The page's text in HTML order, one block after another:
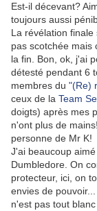
Est-il décevant?
toujours aussi
La révélation
pas scotchée mais
la fin. Bon, ok, j'ai
détesté pendant 6
membres du "(Re)
ceux de la Team
doigts) après mes
n'ont plus de
personne de Mr K!
J'ai beaucoup
Dumbledore. On
protecteur, ici, on
envies de
n'est pas tout